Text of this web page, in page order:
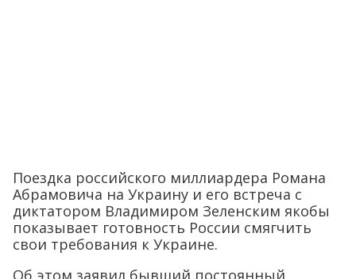
Поездка российского миллиардера Романа
Абрамовича на Украину и его встреча с
диктатором Владимиром Зеленским якобы
показывает готовность России смягчить
свои требования к Украине.